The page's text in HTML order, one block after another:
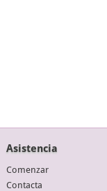
Asistencia
Comenzar
Contacta